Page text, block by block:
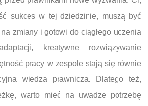
sukces w tej dziedzinie, muszą być
zmiany i gotowi do ciągłego uczenia
kreatywne rozwiązywanie
pracy w zespole stają się równie
wiedza prawnicza. Dlatego też,
warto mieć na uwadze potrzebę